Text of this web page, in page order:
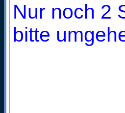
Nur noch 2
bitte